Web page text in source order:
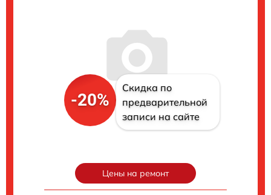
-20%
Скидка по
предварительной
записи на сайте
Цены на ремонт